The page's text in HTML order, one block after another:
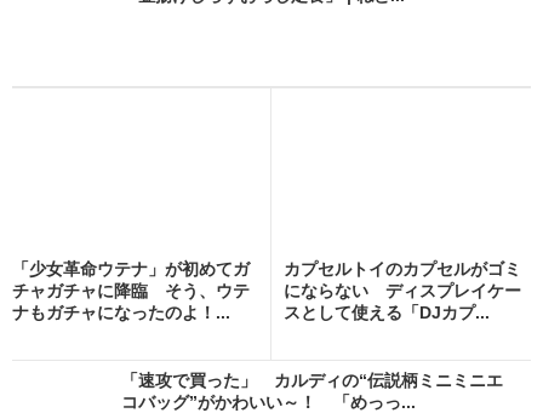
「少女革命ウテナ」が初めてガ
チャガチャに降臨 そう、ウテ
ナもガチャになったのよ！...
カプセルトイのカプセルがゴミ
にならない ディスプレイケー
スとして使える「DJカプ...
「速攻で買った」 カルディの“伝説柄ミニミニエ
コバッグ”がかわいい～！ 「めっっ...